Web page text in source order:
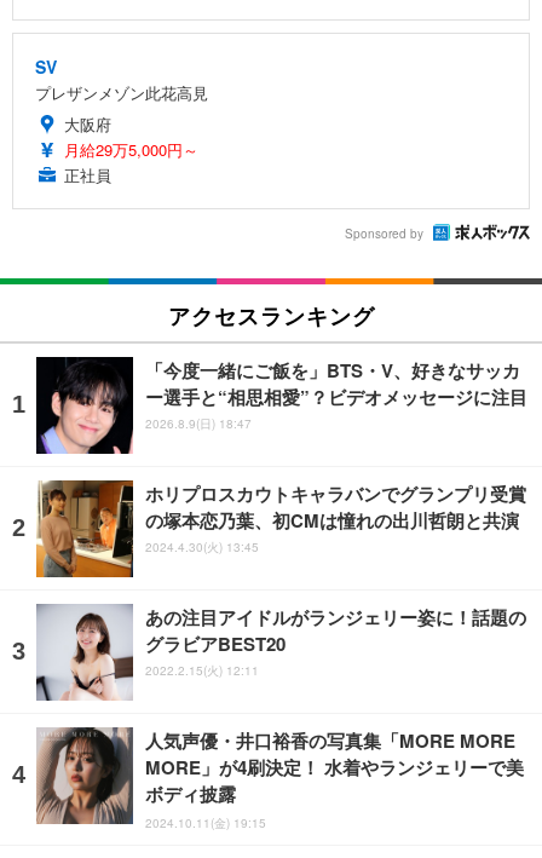
SV
プレザンメゾン此花高見
大阪府
月給29万5,000円～
正社員
Sponsored by
アクセスランキング
「今度一緒にご飯を」BTS・V、好きなサッカ
ー選手と“相思相愛”？ビデオメッセージに注目
2026.8.9(日) 18:47
ホリプロスカウトキャラバンでグランプリ受賞
の塚本恋乃葉、初CMは憧れの出川哲朗と共演
2024.4.30(火) 13:45
あの注目アイドルがランジェリー姿に！話題の
グラビアBEST20
2022.2.15(火) 12:11
人気声優・井口裕香の写真集「MORE MORE
MORE」が4刷決定！ 水着やランジェリーで美
ボディ披露
2024.10.11(金) 19:15